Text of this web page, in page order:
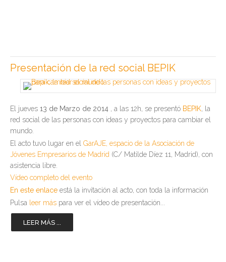
Presentación de la red social BEPIK
El jueves 13 de Marzo de 2014 , a las 12h, se presentó BEPIK , la
red social de las personas con ideas y proyectos para cambiar el
mundo.
El acto tuvo lugar en el GarAJE, espacio de la Asociación de
Jóvenes Empresarios de Madrid (C/ Matilde Díez 11, Madrid), con
asistencia libre.
Vídeo completo del evento
En este enlace está la invitación al acto, con toda la información
Pulsa leer más para ver el vídeo de presentación...
LEER MÁS ...